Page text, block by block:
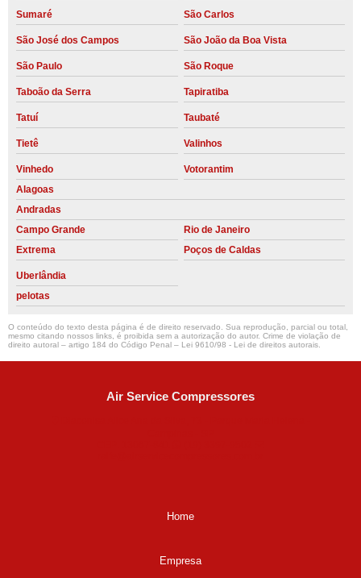
Sumaré São Carlos
São José dos Campos São João da Boa Vista
São Paulo São Roque
Taboão da Serra Tapiratiba
Tatuí Taubaté
Tietê Valinhos
Vinhedo
Votorantim
Alagoas
Andradas
Campo Grande
Rio de Janeiro
Extrema
Poços de Caldas
Uberlândia
pelotas
O conteúdo do texto desta página é de direito reservado. Sua reprodução, parcial ou total,
mesmo citando nossos links, é proibida sem a autorização do autor. Crime de violação de
direito autoral – artigo 184 do Código Penal – Lei 9610/98 - Lei de direitos autorais.
Air Service Compressores
Home
Empresa